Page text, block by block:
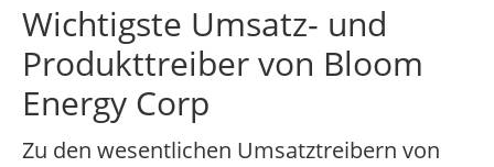
Wichtigste Umsatz- und
Produkttreiber von Bloom
Energy Corp
Zu den wesentlichen Umsatztreibern von